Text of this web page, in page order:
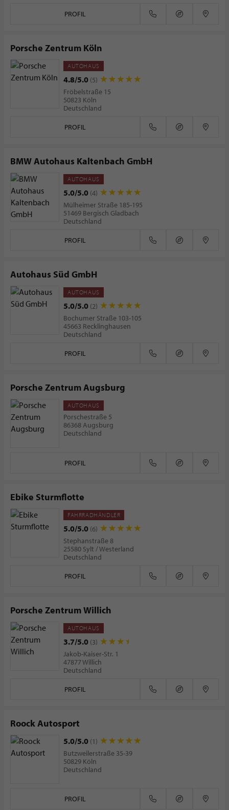
PROFIL
Porsche Zentrum Köln
AUTOHAUS
4.8/5.0 (5)
Fröbelstraße 15
50823 Köln
Deutschland
PROFIL
BMW Autohaus Kaltenbach GmbH
AUTOHAUS
5.0/5.0 (4)
Mülheimer Straße 185-195
51469 Bergisch Gladbach
Deutschland
PROFIL
Autohaus Süd GmbH
AUTOHAUS
5.0/5.0 (2)
Bochumer Straße 103-105
45663 Recklinghausen
Deutschland
PROFIL
Porsche Zentrum Augsburg
AUTOHAUS
Porschestraße 5
86368 Augsburg
Deutschland
PROFIL
Ebike Sturmflotte
FAHRRADHÄNDLER
5.0/5.0 (6)
Stephanstraße 8
25580 Sylt / Westerland
Deutschland
PROFIL
Porsche Zentrum Willich
AUTOHAUS
3.7/5.0 (3)
Jakob-Kaiser-Str. 1
47877 Willich
Deutschland
PROFIL
Roock Autosport
5.0/5.0 (1)
Butzweilerstraße 35-39
50829 Köln
Deutschland
PROFIL